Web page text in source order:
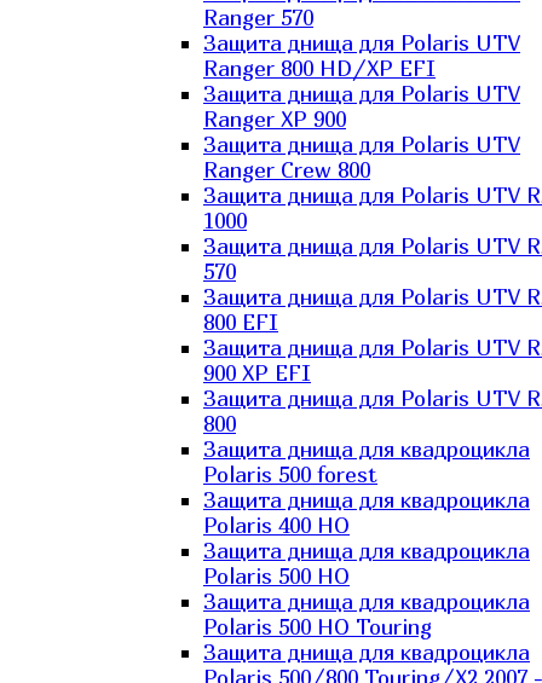
Ranger 570
Защита днища для Polaris UTV
Ranger 800 HD/XP EFI
Защита днища для Polaris UTV
Ranger XP 900
Защита днища для Polaris UTV
Ranger Сrew 800
Защита днища для Polaris UTV
1000
Защита днища для Polaris UTV
570
Защита днища для Polaris UTV
800 EFI
Защита днища для Polaris UTV
900 XP EFI
Защита днища для Polaris UTV
800
Защита днища для квадроцикла
Polaris 500 forest
Защита днища для квадроцикла
Polaris 400 HO
Защита днища для квадроцикла
Polaris 500 HO
Защита днища для квадроцикла
Polaris 500 HO Touring
Защита днища для квадроцикла
Polaris 500/800 Touring/X2 2007 -